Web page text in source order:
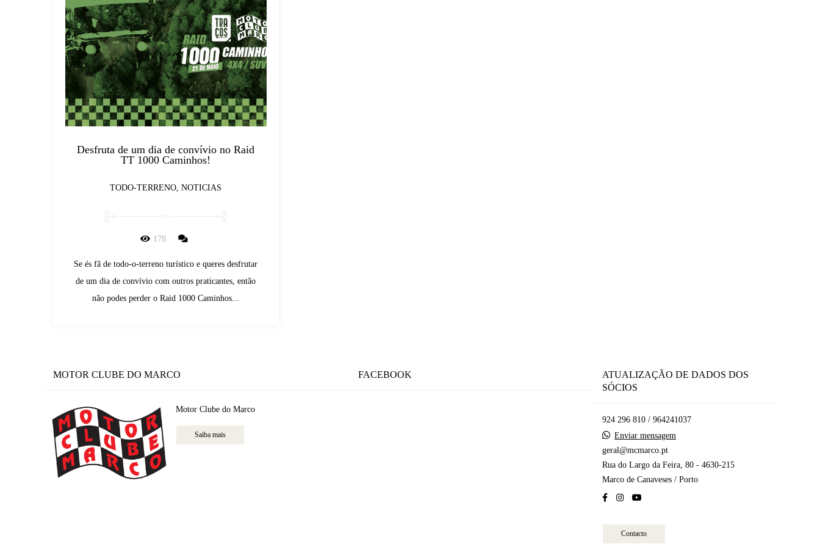
Desfruta de um dia de convívio no Raid
TT 1000 Caminhos!
TODO-TERRENO, NOTICIAS
178
Se és fã de todo-o-terreno turístico e queres desfrutar
de um dia de convívio com outros praticantes, então
não podes perder o Raid 1000 Caminhos...
MOTOR CLUBE DO MARCO
Motor Clube do Marco
Saiba mais
FACEBOOK
ATUALIZAÇÃO DE DADOS DOS
SÓCIOS
924 296 810 / 964241037
Enviar mensagem
geral@mcmarco.pt
Rua do Largo da Feira, 80 - 4630-215
Marco de Canaveses / Porto
Contacto